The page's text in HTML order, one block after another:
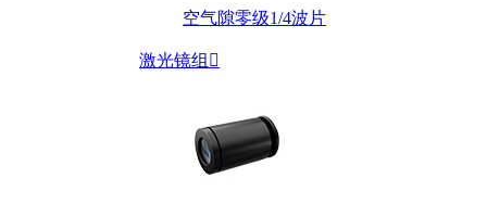
空气隙零级1/4波片
激光镜组 